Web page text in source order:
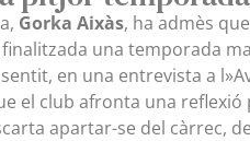
Gorka Aixàs, ha admès
una temporada
en una entrevista a
el club afronta una
apartar-se del càrrec,